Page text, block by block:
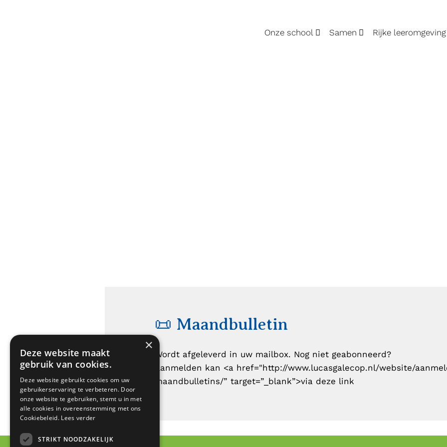
Onze school Samen Rijke leeromgeving
📜 Maandbulletin
Wordt afgeleverd in uw mailbox. Nog niet geabonneerd?
Aanmelden kan <a href="http://www.lucasgalecop.nl/website/
maandbulletins/” target=”_blank”>via deze link
×
Deze website maakt
gebruik van cookies.
Deze website gebruikt cookies om uw
gebruikerservaring te verbeteren. Door
onze website te gebruiken, stemt u in met
alle cookies in overeenstemming met ons
Cookiebeleid. Lees verder
STRIKT NOODZAKELIJK